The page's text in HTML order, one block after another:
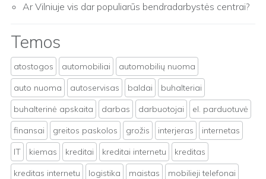
Ar Vilniuje vis dar populiarūs bendradarbystės centrai?
Temos
atostogos automobiliai
automobilių nuoma
auto nuoma
autoservisas baldai
buhalteriai
buhalterinė apskaita
darbas darbuotojai
el. parduotuvė
finansai
greitos paskolos grožis interjeras
internetas
IT
kiemas kreditai kreditai internetu
kreditas
kreditas internetu
logistika maistas
mobilieji telefonai